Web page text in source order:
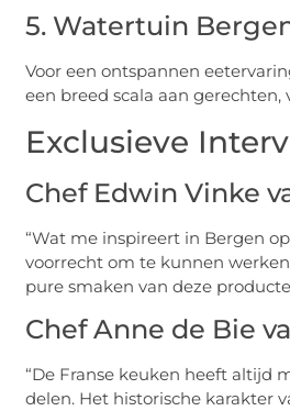
5. Watertuin
Voor een ontspannen
een breed scala aan
Exclusieve
Chef Edwin Vinke
“Wat me inspireert in Bergen
voorrecht om te kunnen
pure smaken van deze
Chef Anne de Bie
“De Franse keuken heeft altijd
delen. Het historische karakter